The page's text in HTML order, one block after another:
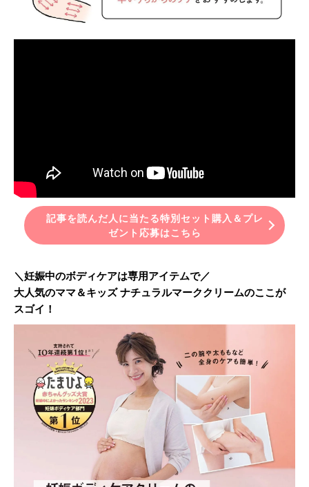
記事を読んだ人に当たる特別セット購入＆プレ
ゼント応募はこちら
＼妊娠中のボディケアは専用アイテムで／
大人気のママ＆キッズ ナチュラルマーククリームのここが
スゴイ！